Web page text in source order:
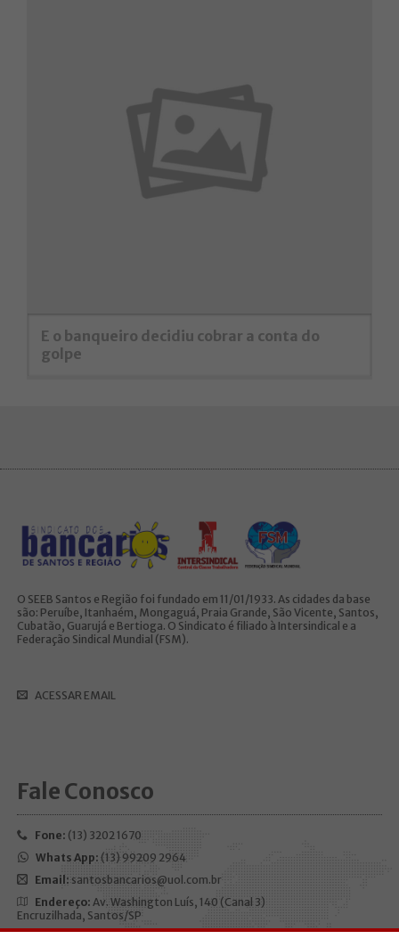
E o banqueiro decidiu cobrar a conta do
golpe
O SEEB Santos e Região foi fundado em 11/01/1933. As cidades da base
são: Peruíbe, Itanhaém, Mongaguá, Praia Grande, São Vicente, Santos,
Cubatão, Guarujá e Bertioga. O Sindicato é filiado à Intersindical e a
Federação Sindical Mundial (FSM).
ACESSAR EMAIL
Fale Conosco
Fone: (13) 3202 1670
Whats App: (13) 99209 2964
Email: santosbancarios@uol.com.br
Endereço: Av. Washington Luís, 140 (Canal 3)
Encruzilhada, Santos/SP